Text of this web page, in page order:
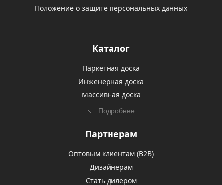
Положение о защите персональных данных
Каталог
Паркетная доска
Инженерная доска
Массивная доска
Подробнее
Партнерам
Оптовым клиентам (В2В)
Дизайнерам
Стать дилером